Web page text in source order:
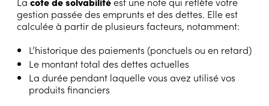
gestion passée des emprunts et des dettes. Elle est
calculée à partir de plusieurs facteurs, notamment:
L’historique des paiements (ponctuels ou en retard)
Le montant total des dettes actuelles
La durée pendant laquelle vous avez utilisé vos
produits financiers